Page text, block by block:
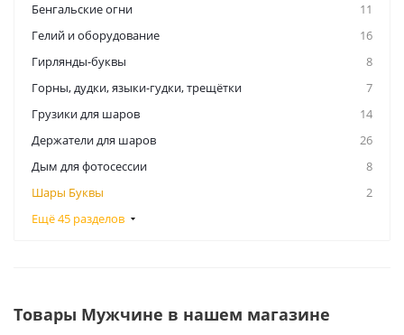
Бенгальские огни
11
Гелий и оборудование
16
Гирлянды-буквы
8
Горны, дудки, языки-гудки, трещётки
7
Грузики для шаров
14
Держатели для шаров
26
Дым для фотосессии
8
Шары Буквы
2
Ещё 45 разделов
Товары Мужчине в нашем магазине